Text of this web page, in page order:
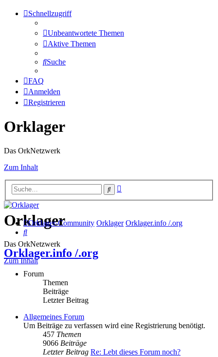
Schnellzugriff
Unbeantwortete Themen
Aktive Themen
Suche
FAQ
Anmelden
Registrieren
Orklager
Das OrkNetzwerk
Zum Inhalt
Suche
Orklager
Das OrkNetzwerk
Zum Inhalt
Orklager-Community Orklager Orklager.info /.org
Suche
Orklager.info /.org
Forum
Themen
Beiträge
Letzter Beitrag
Allgemeines Forum
Um Beiträge zu verfassen wird eine Registrierung benötigt.
457 Themen
9066 Beiträge
Letzter Beitrag Re: Lebt dieses Forum noch?